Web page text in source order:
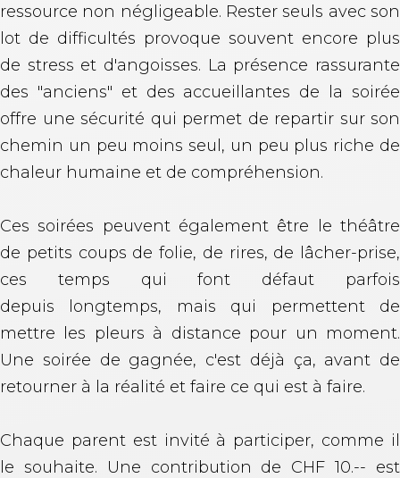
ressource non négligeable. Rester seuls avec son
lot de difficultés provoque souvent encore plus
de stress et d'angoisses. La présence rassurante
des "anciens" et des accueillantes de la soirée
offre une sécurité qui permet de repartir sur son
chemin un peu moins seul, un peu plus riche de
chaleur humaine et de compréhension.
Ces soirées peuvent également être le théâtre
de petits coups de folie, de rires, de lâcher-prise,
ces temps qui font défaut parfois
depuis longtemps, mais qui permettent de
mettre les pleurs à distance pour un moment.
Une soirée de gagnée, c'est déjà ça, avant de
retourner à la réalité et faire ce qui est à faire.
Chaque parent est invité à participer, comme il
le souhaite. Une contribution de CHF 10.-- est